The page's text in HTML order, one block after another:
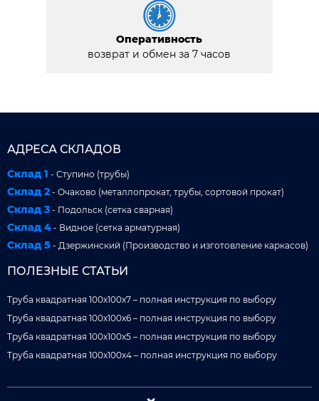
Оперативность
возврат и обмен за 7 часов
АДРЕСА СКЛАДОВ
Склад 1 - Ступино (трубы)
Склад 2 - Очаково (металлопрокат, трубы, сортовой прокат)
Склад 3 - Подольск (сетка сварная)
Склад 4 - Видное (сетка арматурная)
Склад 5 - Дзержинский (Производство и изготовление каркасов)
ПОЛЕЗНЫЕ СТАТЬИ
Труба квадратная 100x100x7 – полная инструкция по выбору
Труба квадратная 100x100x6 – полная инструкция по выбору
Труба квадратная 100x100x5 – полная инструкция по выбору
Труба квадратная 100x100x4 – полная инструкция по выбору